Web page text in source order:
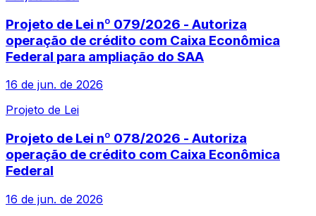
Projeto de Lei nº 079/2026 - Autoriza
operação de crédito com Caixa Econômica
Federal para ampliação do SAA
16 de jun. de 2026
Projeto de Lei
Projeto de Lei nº 078/2026 - Autoriza
operação de crédito com Caixa Econômica
Federal
16 de jun. de 2026